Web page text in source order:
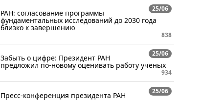
25/06
РАН: согласование программы
фундаментальных исследований до 2030 года
близко к завершению
838
25/06
Забыть о цифре: Президент РАН
предложил по-новому оценивать работу ученых
934
25/06
Пресс-конференция президента РАН